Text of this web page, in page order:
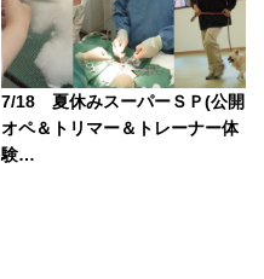
7/18 夏休みスーパーＳＰ(公開
オペ＆トリマー＆トレーナー体
験…